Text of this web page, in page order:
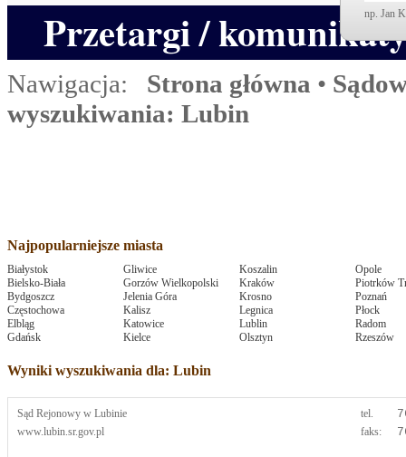
Przetargi / np. Jan
Nawigacja: Strona główna •
wyszukiwania: Lubin
Najpopularniejsze miasta
Białystok
Bielsko-Biała
Bydgoszcz
Częstochowa
Elbląg
Gdańsk
Gliwice
Gorzów Wielkopolski
Jelenia Góra
Kalisz
Katowice
Kielce
Koszalin
Kraków
Krosno
Legnica
Lublin
Olsztyn
Opole
Piotrków
Poznań
Płock
Radom
Rzeszów
Wyniki wyszukiwania dla: Lubin
Sąd Rejonowy w Lubinie
www.lubin.sr.gov.pl
tel.
faks: